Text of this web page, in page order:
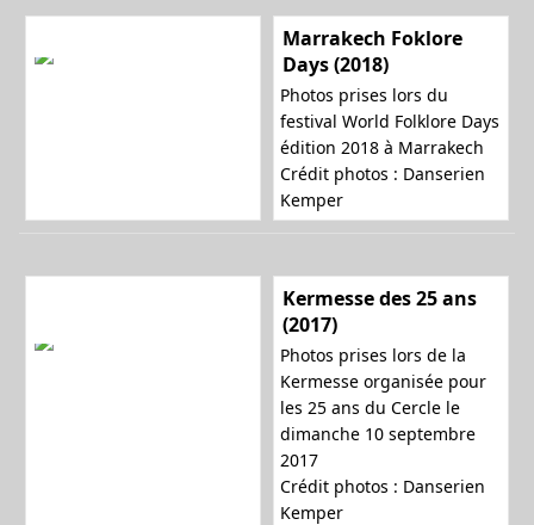
Marrakech Foklore
Days (2018)
Photos prises lors du
festival World Folklore Days
édition 2018 à Marrakech
Crédit photos : Danserien
Kemper
Kermesse des 25 ans
(2017)
Photos prises lors de la
Kermesse organisée pour
les 25 ans du Cercle le
dimanche 10 septembre
2017
Crédit photos : Danserien
Kemper